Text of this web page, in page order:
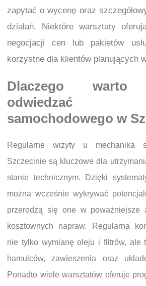
zapytać o wycenę oraz
działań. Niektóre warsztaty
negocjacji cen lub pakietów
korzystne dla klientów planujących
Dlaczego warto
odwiedzać
samochodowego w
Regularne wizyty u mechanika
Szczecinie są kluczowe dla
stanie technicznym. Dzięki
można wcześnie wykrywać
przerodzą się one w poważniejsze
kosztownych napraw. Regularna
nie tylko wymianę oleju i filtrów, ale
hamulców, zawieszenia oraz
Ponadto wiele warsztatów oferuje